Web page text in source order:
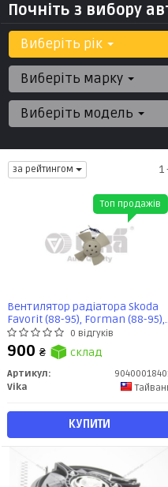
Почніть з вибору
Виберіть рік
Виберіть марку
Виберіть модель
за рейтингом 1
Вентилятор радіатора Skoda
Favorit (88-95), Forman (88-95),
Felicia (95-01) (90400018401)
VIKA
0 відгуків
900 ₴ склад
Артикул:
Vika
КУПИТИ
Топ продажів